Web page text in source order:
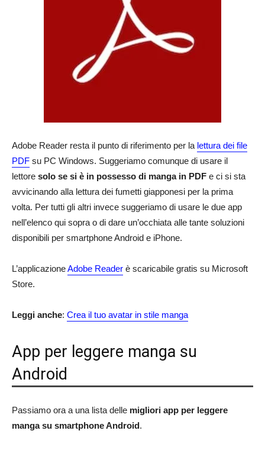
Adobe Reader resta il punto di riferimento per la lettura dei file
PDF su PC Windows. Suggeriamo comunque di usare il
lettore solo se si è in possesso di manga in PDF e ci si sta
avvicinando alla lettura dei fumetti giapponesi per la prima
volta. Per tutti gli altri invece suggeriamo di usare le due app
nell’elenco qui sopra o di dare un’occhiata alle tante soluzioni
disponibili per smartphone Android e iPhone.
L’applicazioneAdobe Reader è scaricabile gratis su Microsoft
Store.
Leggi anche: Crea il tuo avatar in stile manga
App per leggere manga su
Android
Passiamo ora a una lista delle migliori app per leggere
manga su smartphone Android.